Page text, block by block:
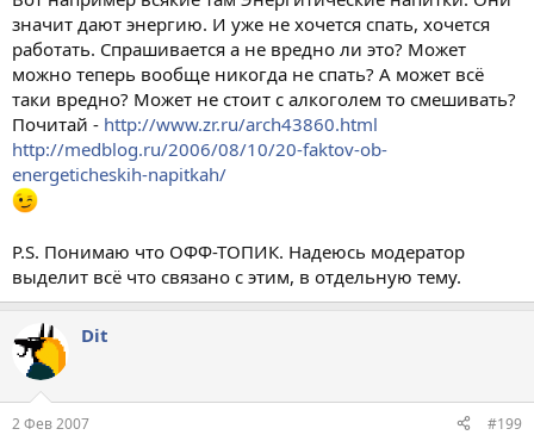
значит дают энергию. И уже не хочется спать, хочется
работать. Спрашивается а не вредно ли это? Может
можно теперь вообще никогда не спать? А может всё
таки вредно? Может не стоит с алкоголем то смешивать?
Почитай - http://www.zr.ru/arch43860.html
http://medblog.ru/2006/08/10/20-faktov-ob-
energeticheskih-napitkah/
P.S. Понимаю что ОФФ-ТОПИК. Надеюсь модератор
выделит всё что связано с этим, в отдельную тему.
Dit
2 Фев 2007 #199